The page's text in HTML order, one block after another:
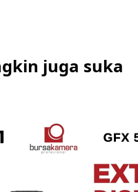
juga suka